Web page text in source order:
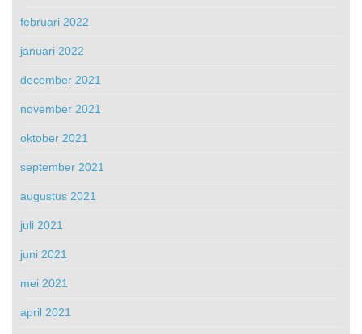
februari 2022
januari 2022
december 2021
november 2021
oktober 2021
september 2021
augustus 2021
juli 2021
juni 2021
mei 2021
april 2021